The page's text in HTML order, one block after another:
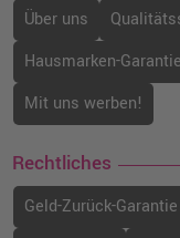
Über uns
Hausmarken-Garantie
Mit uns werben!
Rechtliches
Geld-Zurück-Garantie